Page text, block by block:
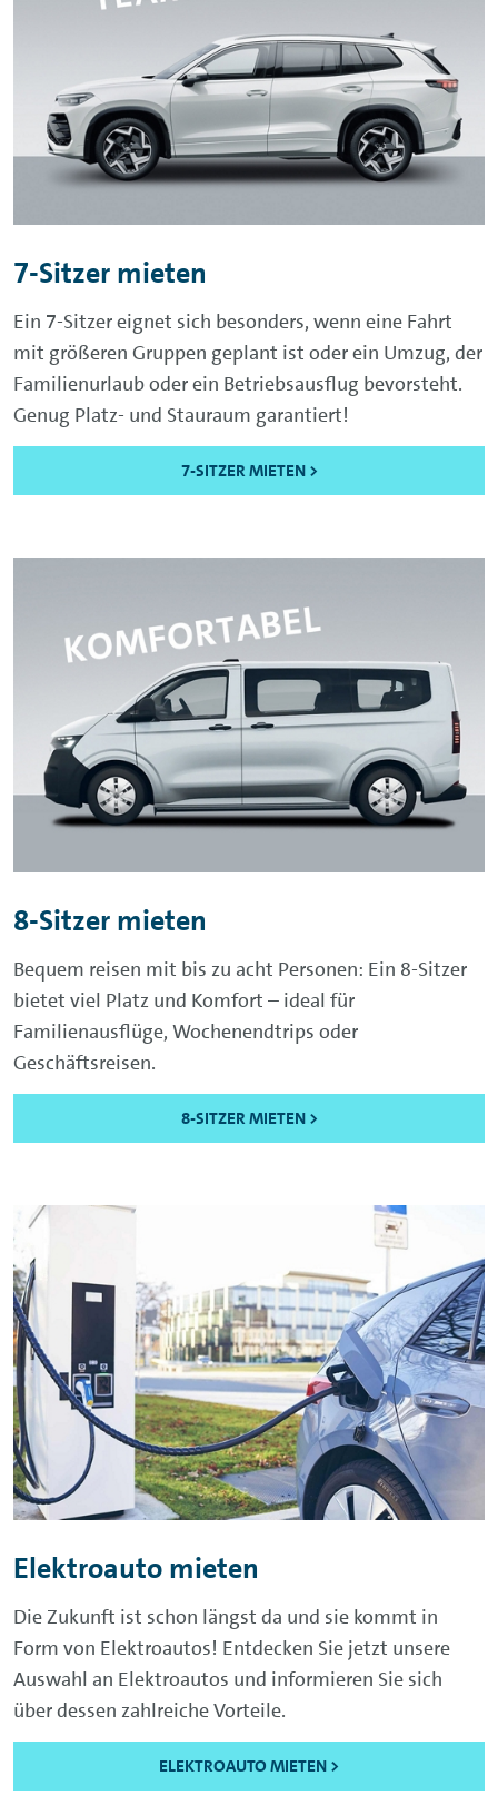
7-Sitzer mieten
Ein 7-Sitzer eignet sich besonders, wenn eine Fahrt
mit größeren Gruppen geplant ist oder ein Umzug, der
Familienurlaub oder ein Betriebsausflug bevorsteht.
Genug Platz- und Stauraum garantiert!
7-SITZER MIETEN >
8-Sitzer mieten
Bequem reisen mit bis zu acht Personen: Ein 8-Sitzer
bietet viel Platz und Komfort – ideal für
Familienausflüge, Wochenendtrips oder
Geschäftsreisen.
8-SITZER MIETEN >
Elektroauto mieten
Die Zukunft ist schon längst da und sie kommt in
Form von Elektroautos! Entdecken Sie jetzt unsere
Auswahl an Elektroautos und informieren Sie sich
über dessen zahlreiche Vorteile.
ELEKTROAUTO MIETEN >